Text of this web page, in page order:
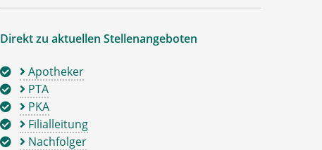
Direkt zu aktuellen Stellenangeboten
Apotheker
PTA
PKA
Filialleitung
Nachfolger